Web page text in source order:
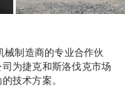
制造商的专业合作伙
为捷克和斯洛伐克市场
技术方案。